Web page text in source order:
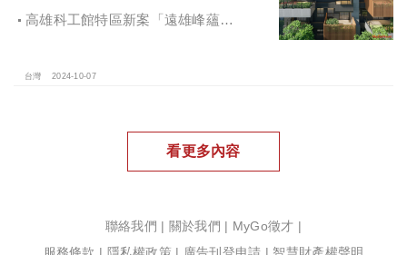
高雄科工館特區新案「遠雄峰蘊」
台灣 2024-10-07
看更多內容
聯絡我們 | 關於我們 | MyGo徵才 |